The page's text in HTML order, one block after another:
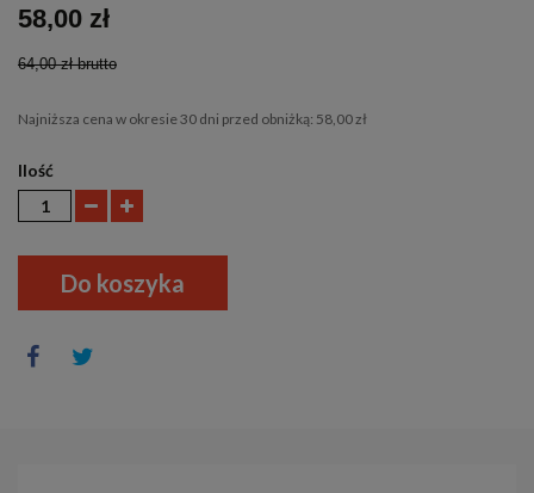
58,00 zł
64,00 złbrutto
Najniższa cena w okresie 30 dni przed obniżką: 58,00 zł
Ilość
Do koszyka